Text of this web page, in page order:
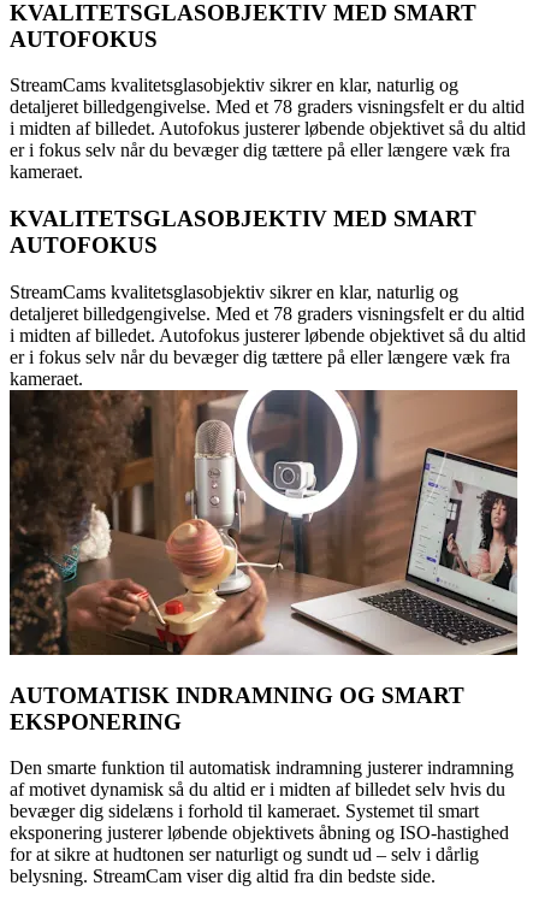
KVALITETSGLASOBJEKTIV MED SMART
AUTOFOKUS
StreamCams kvalitetsglasobjektiv sikrer en klar, naturlig og
detaljeret billedgengivelse. Med et 78 graders visningsfelt er du altid
i midten af billedet. Autofokus justerer løbende objektivet så du altid
er i fokus selv når du bevæger dig tættere på eller længere væk fra
kameraet.
KVALITETSGLASOBJEKTIV MED SMART
AUTOFOKUS
StreamCams kvalitetsglasobjektiv sikrer en klar, naturlig og
detaljeret billedgengivelse. Med et 78 graders visningsfelt er du altid
i midten af billedet. Autofokus justerer løbende objektivet så du altid
er i fokus selv når du bevæger dig tættere på eller længere væk fra
kameraet.
AUTOMATISK INDRAMNING OG SMART
EKSPONERING
Den smarte funktion til automatisk indramning justerer indramning
af motivet dynamisk så du altid er i midten af billedet selv hvis du
bevæger dig sidelæns i forhold til kameraet. Systemet til smart
eksponering justerer løbende objektivets åbning og ISO-hastighed
for at sikre at hudtonen ser naturligt og sundt ud – selv i dårlig
belysning. StreamCam viser dig altid fra din bedste side.